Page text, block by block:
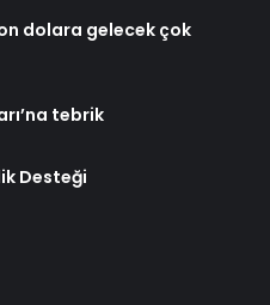
dolara gelecek çok
tebrik
Desteği